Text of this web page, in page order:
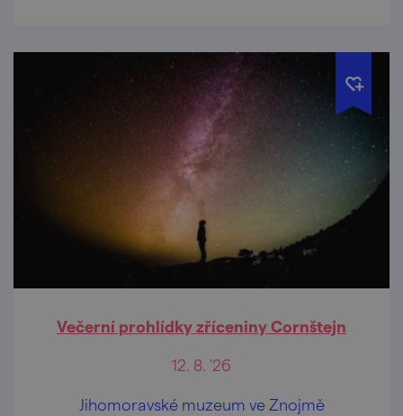
Večerní prohlídky zříceniny Cornštejn
12. 8. '26
Jihomoravské muzeum ve Znojmě